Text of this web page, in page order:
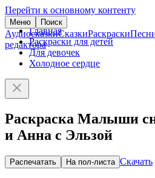
Перейти к основному контенту
Меню Поиск
АудиосказкиСказкиРаскраски
редактора
Главная
Раскраски для детей
Для девочек
Холодное сердце
Раскраска Малыши
и Анна с Эльзой
Распечатать На пол-листа Скачать